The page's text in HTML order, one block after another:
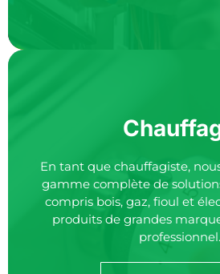
En tant que chauffagiste,
gamme complète de
compris bois, gaz, fioul et
produits de grandes
professionnel.